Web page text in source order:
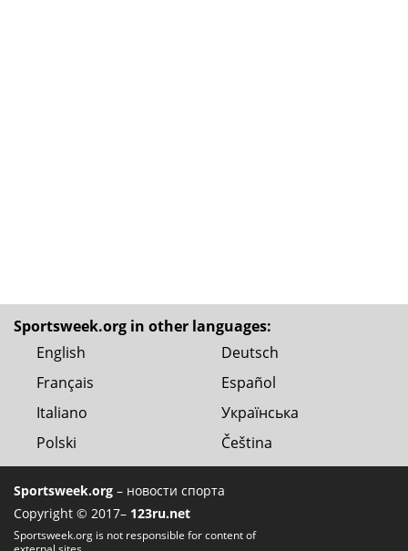
Sportsweek.org in other languages:
English
Deutsch
Français
Español
Italiano
Українська
Polski
Čeština
Sportsweek.org – новости спорта
Copyright © 2017– 123ru.net
Sportsweek.org is not responsible for content of